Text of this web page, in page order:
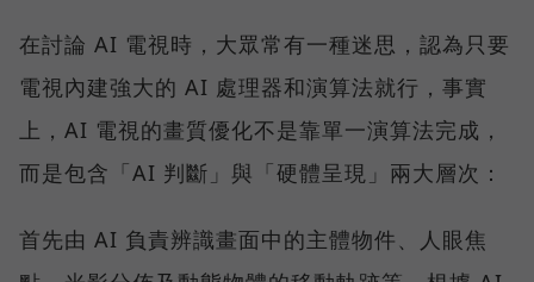
在討論 AI 電視時，大眾常有一種迷思，認為只要
電視內建強大的 AI 處理器和演算法就行，事實
上，AI 電視的畫質優化不是靠單一演算法完成，
而是包含「AI 判斷」與「硬體呈現」兩大層次：
首先由 AI 負責辨識畫面中的主體物件、人眼焦